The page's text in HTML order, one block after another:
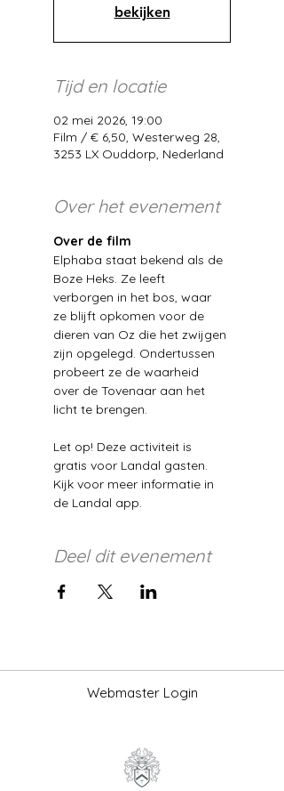
bekijken
Tijd en locatie
02 mei 2026, 19:00
Film / € 6,50, Westerweg 28,
3253 LX Ouddorp, Nederland
Over het evenement
Over de film
Elphaba staat bekend als de
Boze Heks. Ze leeft
verborgen in het bos, waar
ze blijft opkomen voor de
dieren van Oz die het zwijgen
zijn opgelegd. Ondertussen
probeert ze de waarheid
over de Tovenaar aan het
licht te brengen.
Let op! Deze activiteit is
gratis voor Landal gasten.
Kijk voor meer informatie in
de Landal app.
Deel dit evenement
Webmaster Login